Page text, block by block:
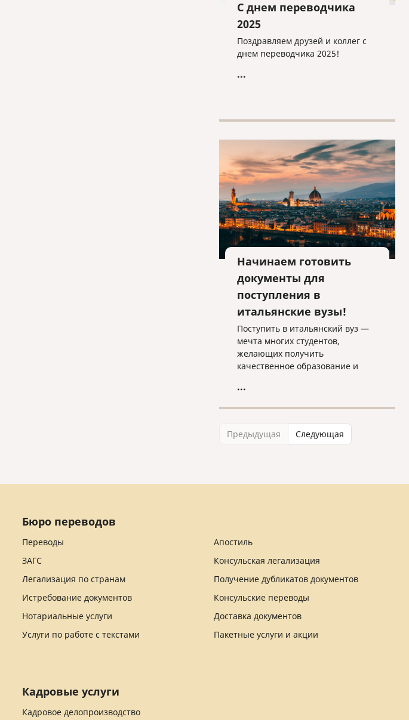
С днем переводчика
2025
Поздравляем друзей и коллег с
днем переводчика 2025!
...
Начинаем готовить
документы для
поступления в
итальянские вузы!
Поступить в итальянский вуз —
мечта многих студентов,
желающих получить
качественное образование и
...
Предыдущая Следующая
Бюро переводов
Переводы
Апостиль
ЗАГС
Консульская легализация
Легализация по странам
Получение дубликатов документов
Истребование документов
Консульские переводы
Нотариальные услуги
Доставка документов
Услуги по работе с текстами
Пакетные услуги и акции
Кадровые услуги
Кадровое делопроизводство